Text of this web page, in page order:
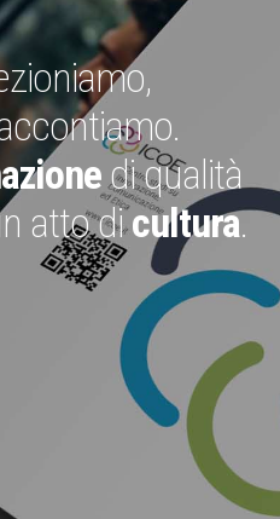
di qualità
atto dicultura.